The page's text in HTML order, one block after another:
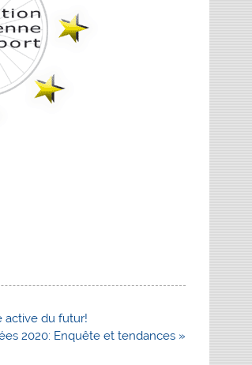
active du futur!
2020: Enquête et tendances »